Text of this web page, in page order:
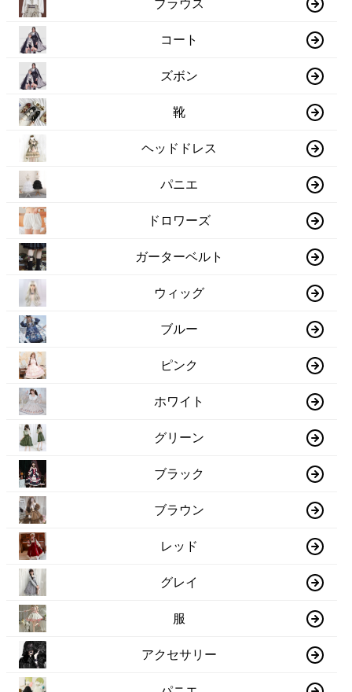
ブラウス
コート
ズボン
靴
ヘッドドレス
パニエ
ドロワーズ
ガーターベルト
ウィッグ
ブルー
ピンク
ホワイト
グリーン
ブラック
ブラウン
レッド
グレイ
服
アクセサリー